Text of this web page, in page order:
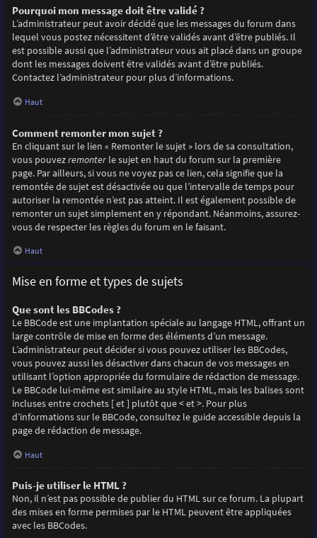
Pourquoi mon message doit être validé ?
L’administrateur peut avoir décidé que les messages du forum dans
lequel vous postez nécessitent d’être validés avant d’être publiés. Il
est possible aussi que l’administrateur vous ait placé dans un groupe
dont les messages doivent être validés avant d’être publiés.
Contactez l’administrateur pour plus d’informations.
Haut
Comment remonter mon sujet ?
En cliquant sur le lien « Remonter le sujet » lors de sa consultation,
vous pouvezremonterle sujet en haut du forum sur la première
page. Par ailleurs, si vous ne voyez pas ce lien, cela signifie que la
remontée de sujet est désactivée ou que l’intervalle de temps pour
autoriser la remontée n’est pas atteint. Il est également possible de
remonter un sujet simplement en y répondant. Néanmoins, assurez-
vous de respecter les règles du forum en le faisant.
Haut
Mise en forme et types de sujets
Que sont les BBCodes ?
Le BBCode est une implantation spéciale au langage HTML, offrant un
large contrôle de mise en forme des éléments d’un message.
L’administrateur peut décider si vous pouvez utiliser les BBCodes,
vous pouvez aussi les désactiver dans chacun de vos messages en
utilisant l’option appropriée du formulaire de rédaction de message.
Le BBCode lui-même est similaire au style HTML, mais les balises sont
incluses entre crochets [ et ] plutôt que < et >. Pour plus
d’informations sur le BBCode, consultez le guide accessible depuis la
page de rédaction de message.
Haut
Puis-je utiliser le HTML ?
Non, il n’est pas possible de publier du HTML sur ce forum. La plupart
des mises en forme permises par le HTML peuvent être appliquées
avec les BBCodes.